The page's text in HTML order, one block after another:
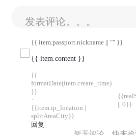
发表评论。。。
{{ item.passport.nickname || "" }}
{{ item.content }}
{{
formatDate(item.create_time)
}}
·
{{item.ip_location |
splitAreaCity}}
回复
|| 0}}